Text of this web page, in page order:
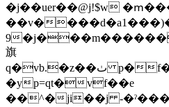
�j��uer��@j!$w
��v�
9
旗
q�vb.�z��ٺ p�f�>vt�r�e(k�����d�*��^���z�y��7��q�t�o)ɗu��wrm�*ob>��5?
�yp=qt�vf��e
��^�ji��j -